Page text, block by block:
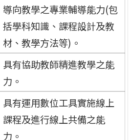
導向教學之專業輔導能力(包
括學科知識、課程設計及教
材、教學方法等)。
具有協助教師精進教學之能
力。
具有運用數位工具實施線上
課程及進行線上共備之能
力。